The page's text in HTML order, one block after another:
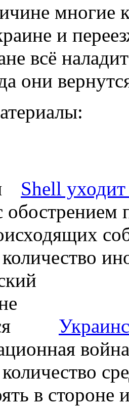
многие
и
всё
они
Shell
обострением
в стороне